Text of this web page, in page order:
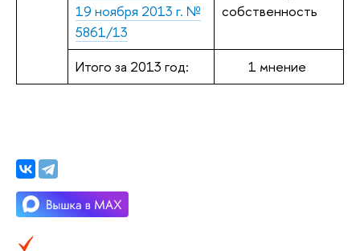
19 ноября 2013 г. №
5861/13
собственность
Итого за 2013 год: 1 мнение